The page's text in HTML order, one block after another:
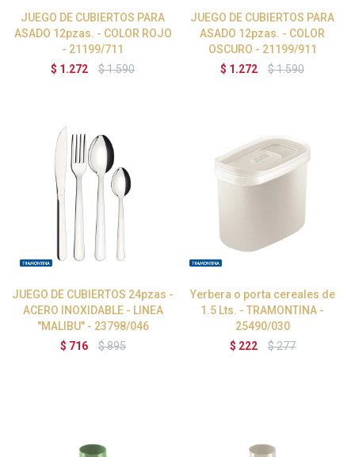
JUEGO DE CUBIERTOS PARA
ASADO 12pzas. - COLOR ROJO
- 21199/711
$ 1.272 $1.590
JUEGO DE CUBIERTOS PARA
ASADO 12pzas. - COLOR
OSCURO - 21199/911
$ 1.272 $1.590
JUEGO DE CUBIERTOS 24pzas -
ACERO INOXIDABLE - LINEA
"MALIBU" - 23798/046
$ 716 $895
Yerbera o porta cereales de
1.5 Lts. - TRAMONTINA -
25490/030
$ 222 $277